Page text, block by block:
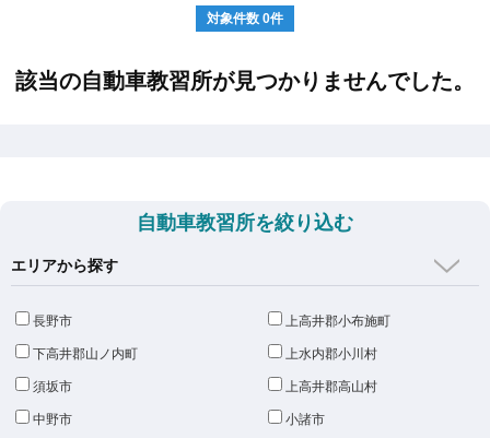
対象件数 0件
該当の自動車教習所が見つかりませんでした。
自動車教習所を絞り込む
エリアから探す
長野市 上高井郡小布施町
下高井郡山ノ内町 上水内郡小川村
須坂市 上高井郡高山村
中野市 小諸市